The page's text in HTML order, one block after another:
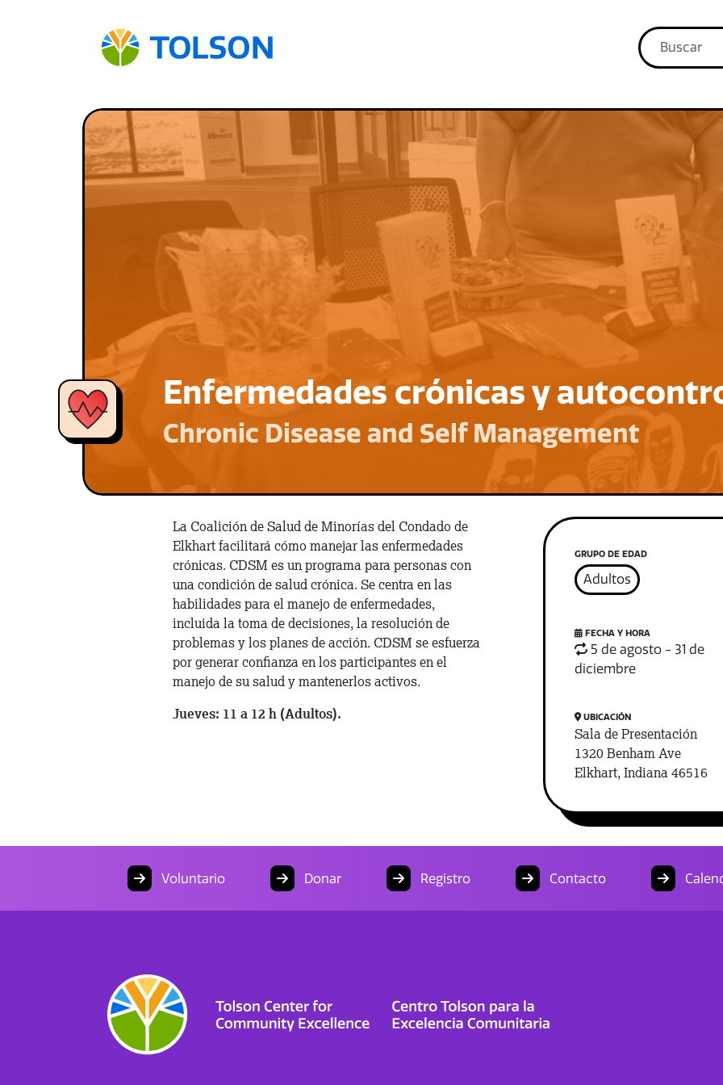
Enfermedades crónicas y
Chronic Disease and Self Management
La Coalición de Salud de Minorías del Condado de
Elkhart facilitará cómo manejar las enfermedades
crónicas. CDSM es un programa para personas con
una condición de salud crónica. Se centra en las
habilidades para el manejo de enfermedades,
incluida la toma de decisiones, la resolución de
problemas y los planes de acción. CDSM se esfuerza
por generar confianza en los participantes en el
manejo de su salud y mantenerlos activos.
Jueves: 11 a 12 h (Adultos).
GRUPO DE EDAD
Adultos
FECHA Y HORA
5 de agosto - 31 de
diciembre
UBICACIÓN
Sala de Presentación
1320 Benham Ave
Elkhart, Indiana 46516
Voluntario Donar Registro Contacto